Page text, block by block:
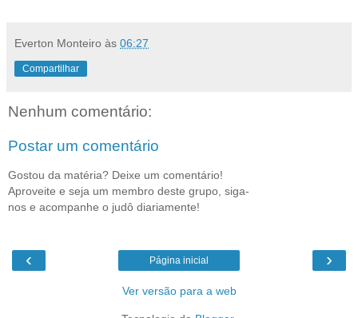
Everton Monteiro às 06:27
Compartilhar
Nenhum comentário:
Postar um comentário
Gostou da matéria? Deixe um comentário!
Aproveite e seja um membro deste grupo, siga-
nos e acompanhe o judô diariamente!
‹ ›
Página inicial
Ver versão para a web